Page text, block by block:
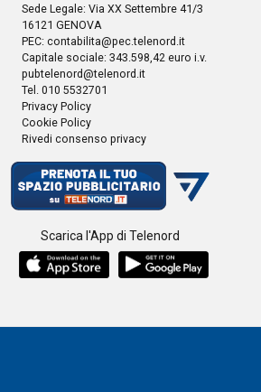
Sede Legale: Via XX Settembre 41/3
16121 GENOVA
PEC: contabilita@pec.telenord.it
Capitale sociale: 343.598,42 euro i.v.
pubtelenord@telenord.it
Tel. 010 5532701
Privacy Policy
Cookie Policy
Rivedi consenso privacy
Scarica l'App di Telenord